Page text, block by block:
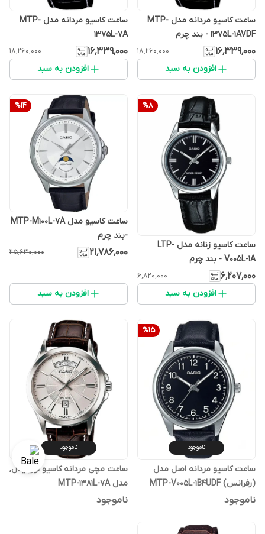
ساعت کاسیو مردانه مدل MTP-
1375L-1AVDF - بند چرم
۱۶٬۳۳۹٬۰۰۰ ۱۸٬۲۶۰٬۰۰۰
افزودن به سبد
ساعت کاسیو مردانه مدل MTP-
1375L-7A
۱۶٬۳۳۹٬۰۰۰ ۱۸٬۲۶۰٬۰۰۰
افزودن به سبد
%8
ساعت کاسیو زنانه مدل LTP-
V005L-1A - بند چرم
۶٬۲۰۷٬۰۰۰ ۶٬۸۲۰٬۰۰۰
افزودن به سبد
%14
ساعت کاسیو مدل MTP-M100L-7A
-بند چرم
۲۱٬۷۸۶٬۰۰۰ ۲۵٬۶۳۰٬۰۰۰
افزودن به سبد
%15
ناموجود
ساعت کاسیو مردانه اصل مدل
(رفرانس) MTP-V005L-1B4UDF
ناموجود
ناموجود
ساعت مچی مردانه کاسیو اورجینال,
مدل MTP-1381L-7A
ناموجود